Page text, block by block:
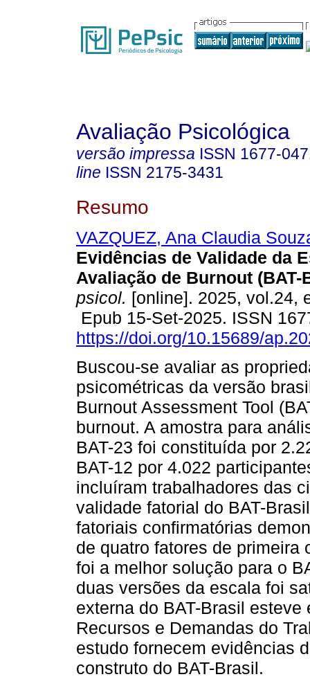
Avaliação Psicológica
versão impressa ISSN 1677-
line ISSN 2175-3431
Resumo
VAZQUEZ, Ana Claudia
Evidências de Validade da
Avaliação de Burnout (BAT-
psicol. [online]. 2025, vol.24,
Epub 15-Set-2025. ISSN
https://doi.org/10.15689/
Buscou-se avaliar as
psicométricas da versão
Burnout Assessment Tool
burnout. A amostra para
BAT-23 foi constituída por
BAT-12 por 4.022
incluíram trabalhadores das
validade fatorial do BAT-
fatoriais confirmatórias
de quatro fatores de primeira
foi a melhor solução para o
duas versões da escala foi
externa do BAT-Brasil
Recursos e Demandas do
estudo fornecem evidências
construto do BAT-Brasil.